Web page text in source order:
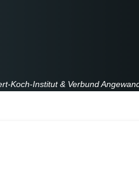
Koch-Institut & Verbund